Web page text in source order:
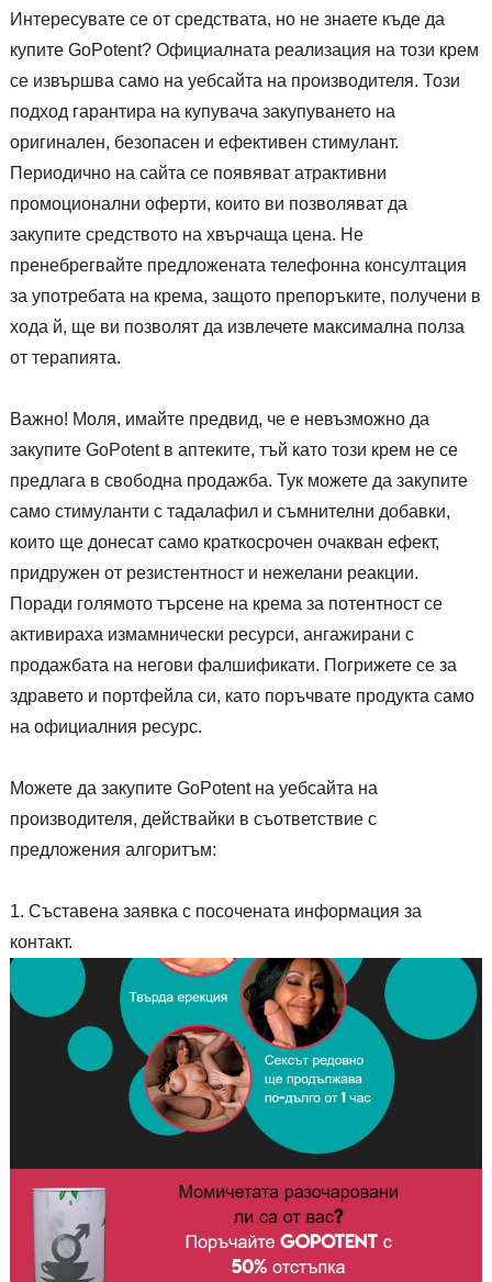
Интересувате се от средствата, но не знаете къде да
купите GoPotent? Официалната реализация на този крем
се извършва само на уебсайта на производителя. Този
подход гарантира на купувача закупуването на
оригинален, безопасен и ефективен стимулант.
Периодично на сайта се появяват атрактивни
промоционални оферти, които ви позволяват да
закупите средството на хвърчаща цена. Не
пренебрегвайте предложената телефонна консултация
за употребата на крема, защото препоръките, получени в
хода й, ще ви позволят да извлечете максимална полза
от терапията.
Важно! Моля, имайте предвид, че е невъзможно да
закупите GoPotent в аптеките, тъй като този крем не се
предлага в свободна продажба. Тук можете да закупите
само стимуланти с тадалафил и съмнителни добавки,
които ще донесат само краткосрочен очакван ефект,
придружен от резистентност и нежелани реакции.
Поради голямото търсене на крема за потентност се
активираха измамнически ресурси, ангажирани с
продажбата на негови фалшификати. Погрижете се за
здравето и портфейла си, като поръчвате продукта само
на официалния ресурс.
Можете да закупите GoPotent на уебсайта на
производителя, действайки в съответствие с
предложения алгоритъм:
Съставена заявка с посочената информация за
контакт.